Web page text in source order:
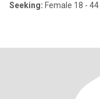
Seeking: Female 18 - 44